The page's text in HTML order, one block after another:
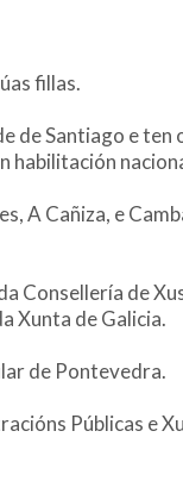
fillas.
de Santiago e
habilitación
A Cañiza, e
Consellería de
Xunta de Galicia.
de Pontevedra.
Públicas e